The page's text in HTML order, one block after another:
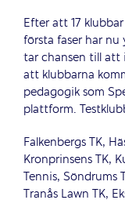
Efter att 17
första faser har
tar chansen till att
att klubbarna
pedagogik som
plattform.
Falkenbergs TK,
Kronprinsens TK,
Tennis, Söndrums
Tranås Lawn TK,